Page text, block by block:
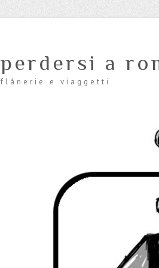
perdersi a
flânerie e viaggetti